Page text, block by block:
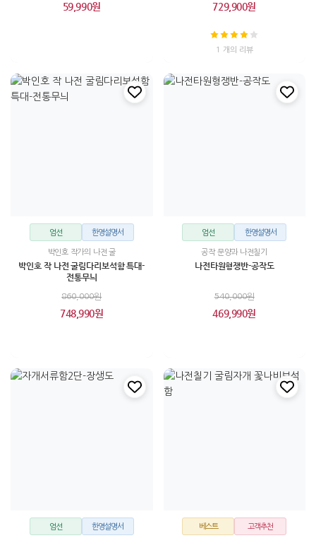
59,990원 729,900원
1 개의 리뷰
엄선 한영설명서
박인호 작가의 나전 굴
박인호 작 나전 굴림다리보석함 특대-
전통무늬
860,000원
748,990원
엄선 한영설명서
공작 문양과 나전칠기
나전타원형쟁반-공작도
540,000원
469,990원
엄선 한영설명서 베스트 고객추천